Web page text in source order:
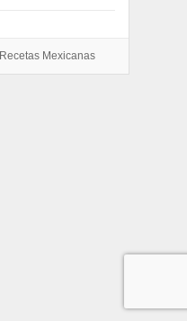
Recetas Mexicanas